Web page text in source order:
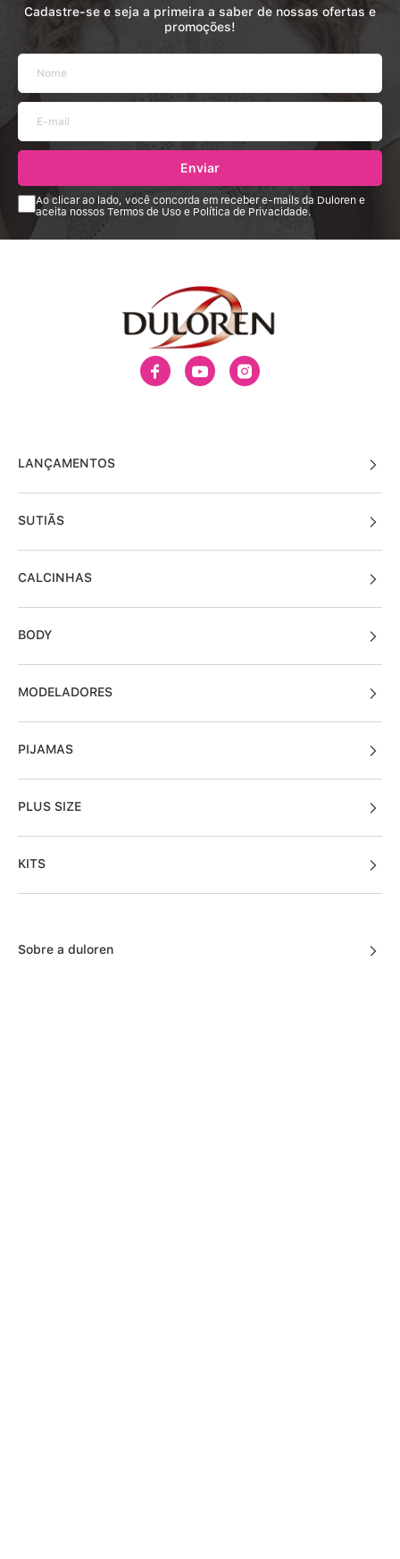
Cadastre-se e seja a primeira a saber de nossas ofertas e
promoções!
Enviar
Ao clicar ao lado, você concorda em receber e-mails da Duloren e
aceita nossos Termos de Uso e Política de Privacidade.
LANÇAMENTOS
SUTIÃS
CALCINHAS
BODY
MODELADORES
PIJAMAS
PLUS SIZE
KITS
Sobre a duloren